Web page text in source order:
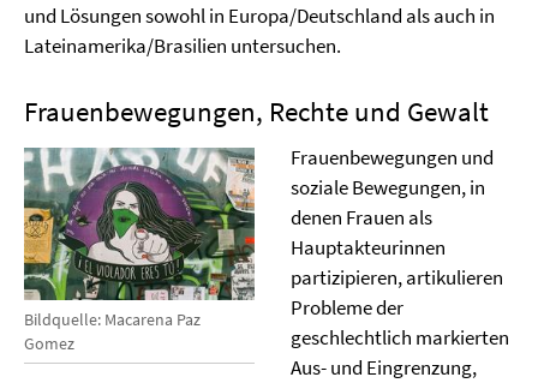
und Lösungen sowohl in Europa/Deutschland als auch in
Lateinamerika/Brasilien untersuchen.
Frauenbewegungen, Rechte und Gewalt
Bildquelle: Macarena Paz
Gomez
Frauenbewegungen und
soziale Bewegungen, in
denen Frauen als
Hauptakteurinnen
partizipieren, artikulieren
Probleme der
geschlechtlich markierten
Aus- und Eingrenzung,